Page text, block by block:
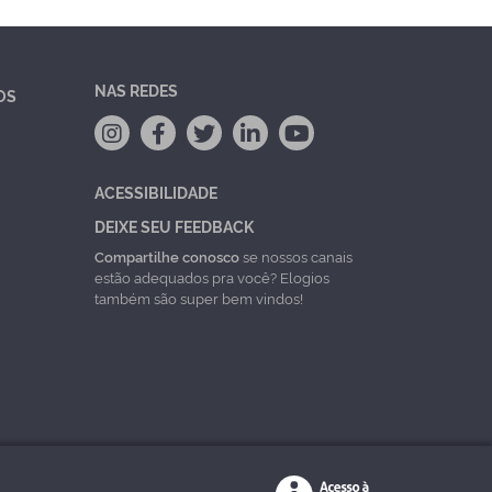
NAS REDES
ACESSIBILIDADE
DEIXE SEU FEEDBACK
Compartilhe conoscose nossos canais
estão adequados pra você? Elogios
também são super bem vindos!